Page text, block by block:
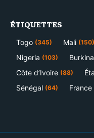
ÉTIQUETTES
Togo (345) Mali (150)
Nigeria (103)
Côte d’Ivoire (88)
Sénégal (64) France